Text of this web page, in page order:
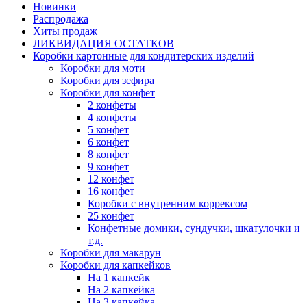
Новинки
Распродажа
Хиты продаж
ЛИКВИДАЦИЯ ОСТАТКОВ
Коробки картонные для кондитерских изделий
Коробки для моти
Коробки для зефира
Коробки для конфет
2 конфеты
4 конфеты
5 конфет
6 конфет
8 конфет
9 конфет
12 конфет
16 конфет
Коробки с внутренним коррексом
25 конфет
Конфетные домики, сундучки, шкатулочки и
т.д.
Коробки для макарун
Коробки для капкейков
На 1 капкейк
На 2 капкейка